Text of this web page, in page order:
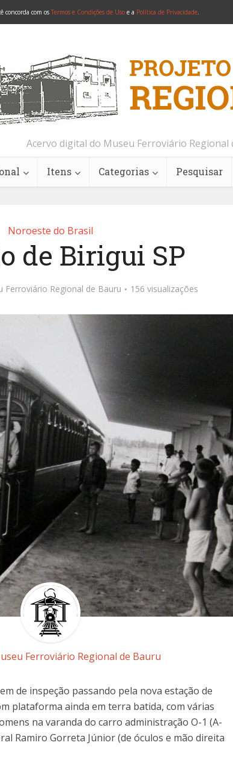
concorda com os Termos e Condições de Uso e a Política de Privacidade.
Acervo digital do Museu Ferroviário Regional
Itens Categorias Pesquisar
Noroeste do Brasil
de Birigui SP
Ferroviário Regional de Bauru 156 visualizações
Ferroviário Regional de Bauru
de inspeção passando pela nova estação de
plataforma ainda em terra batida, com várias
na varanda do carro administração O-1 (A-
Ramiro Gorreta Júnior (de óculos e mão direita